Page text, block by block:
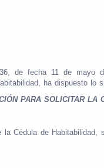
de fecha 11 de
ha dispuesto lo
PARA SOLICITAR LA
Cédula de Habitabilidad,